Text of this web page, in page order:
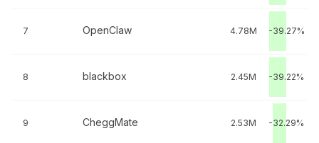
7 OpenClaw 4.78M -39.27%
8 blackbox 2.45M -39.22%
9 CheggMate 2.53M -32.29%